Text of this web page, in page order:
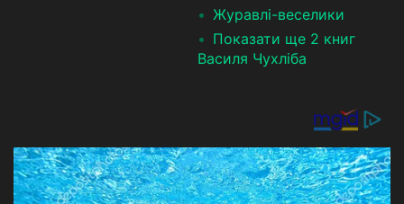
Журавлі-веселики
Показати ще 2 книг
Василя Чухліба